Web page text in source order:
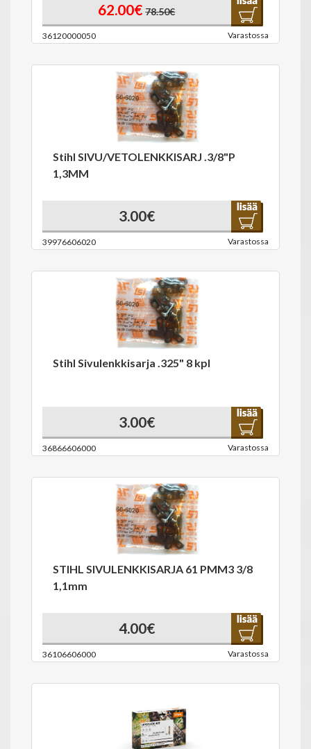
62.00€ 78.50€
36120000050 Varastossa
Stihl SIVU/VETOLENKKISARJ .3/8"P
1,3MM
3.00€
39976606020 Varastossa
Stihl Sivulenkkisarja .325" 8 kpl
3.00€
36866606000 Varastossa
STIHL SIVULENKKISARJA 61 PMM3 3/8
1,1mm
4.00€
36106606000 Varastossa